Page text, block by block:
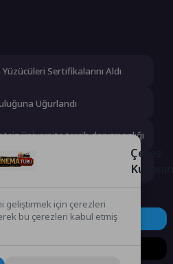
Sertifikalarını Aldı
Uğurlandı
üniversite tercih danışmanlığı
testi çözdü…
Twitter
TikTok
Çerez
geliştirmek için çerezleri
bu çerezleri kabul etmiş